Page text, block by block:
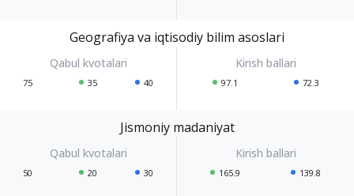
Geografiya va iqtisodiy bilim asoslari
75 35 40 97.1 72.3
Jismoniy madaniyat
50 20 30 165.9 139.8